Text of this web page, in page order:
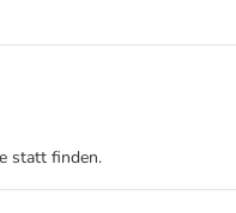
statt finden.